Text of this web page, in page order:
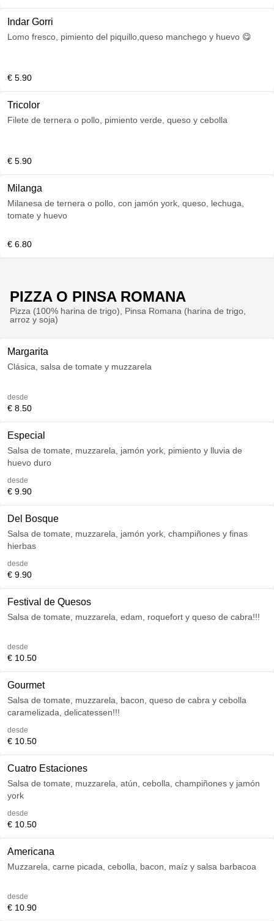
Indar Gorri
Lomo fresco, pimiento del piquillo,queso manchego y huevo 😋
€ 5.90
Tricolor
Filete de ternera o pollo, pimiento verde, queso y cebolla
€ 5.90
Milanga
Milanesa de ternera o pollo, con jamón york, queso, lechuga,
tomate y huevo
€ 6.80
PIZZA O PINSA ROMANA
Pizza (100% harina de trigo), Pinsa Romana (harina de trigo,
arroz y soja)
Margarita
Clásica, salsa de tomate y muzzarela
desde
€ 8.50
Especial
Salsa de tomate, muzzarela, jamón york, pimiento y lluvia de
huevo duro
desde
€ 9.90
Del Bosque
Salsa de tomate, muzzarela, jamón york, champiñones y finas
hierbas
desde
€ 9.90
Festival de Quesos
Salsa de tomate, muzzarela, edam, roquefort y queso de cabra!!!
desde
€ 10.50
Gourmet
Salsa de tomate, muzzarela, bacon, queso de cabra y cebolla
caramelizada, delicatessen!!!
desde
€ 10.50
Cuatro Estaciones
Salsa de tomate, muzzarela, atún, cebolla, champiñones y jamón
york
desde
€ 10.50
Americana
Muzzarela, carne picada, cebolla, bacon, maíz y salsa barbacoa
desde
€ 10.90